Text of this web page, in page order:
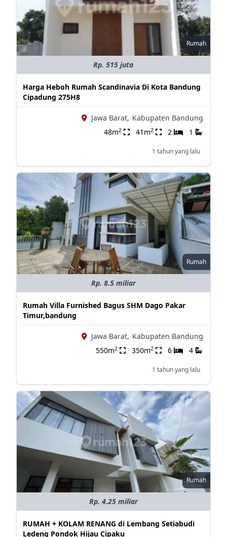
Rumah
Rp. 515 juta
Harga Heboh Rumah Scandinavia Di Kota Bandung
Cipadung 275H8
Jawa Barat, Kabupaten Bandung
48m2 41m2 2 1
1 tahun yang lalu
Rumah
Rp. 8.5 miliar
Rumah Villa Furnished Bagus SHM Dago Pakar
Timur,bandung
Jawa Barat, Kabupaten Bandung
550m2 350m2 6 4
1 tahun yang lalu
Rumah
Rp. 4.25 miliar
RUMAH + KOLAM RENANG di Lembang Setiabudi
Ledeng Pondok Hijau Cipaku